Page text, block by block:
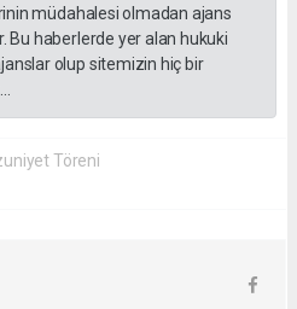
müdahalesi olmadan ajans
Bu haberlerde yer alan hukuki
olup sitemizin hiç bir
Töreni